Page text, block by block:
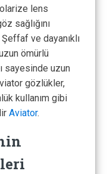
lens
sağlığını
ve dayanıklı
ömürlü
sayesinde uzun
gözlükler,
kullanım gibi
Aviator.